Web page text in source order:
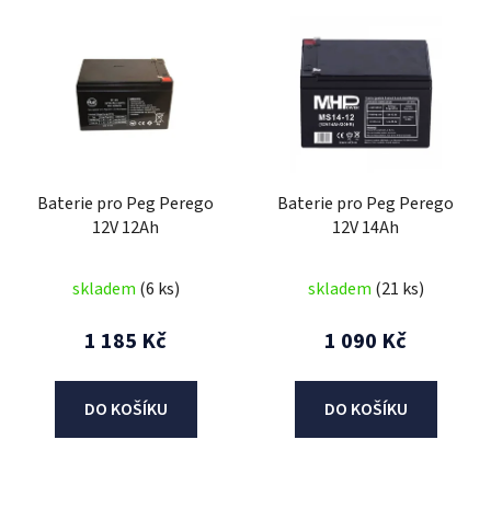
Baterie pro Peg Perego
12V 12Ah
skladem (6 ks)
1 185 Kč
DO KOŠÍKU
Baterie pro Peg Perego
12V 14Ah
skladem (21 ks)
1 090 Kč
DO KOŠÍKU